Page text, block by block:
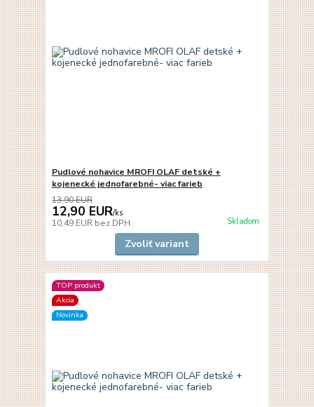
Pudlové nohavice MROFI OLAF detské +
kojenecké jednofarebné- viac farieb
13,90 EUR
12,90 EUR/ks
10,49 EUR bez DPH Skladom
Zvoliť variant
TOP produkt
Akcia
Novinka